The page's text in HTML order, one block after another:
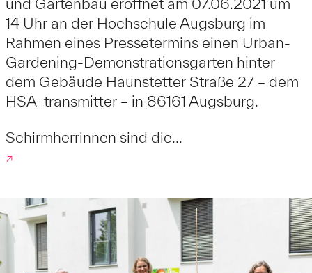
und Gartenbau eröffnet am 07.06.2021 um
14 Uhr an der Hochschule Augsburg im
Rahmen eines Pressetermins einen Urban-
Gardening-Demonstrationsgarten hinter
dem Gebäude Haunstetter Straße 27 – dem
HSA_transmitter – in 86161 Augsburg.
Schirmherrinnen sind die...
↗